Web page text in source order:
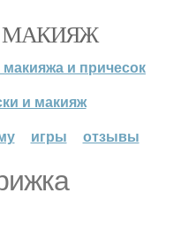
МАКИЯЖ
и причесок
и макияж
игры отзывы